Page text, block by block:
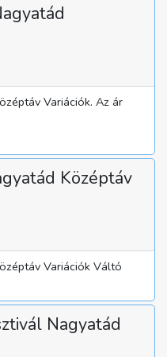
Variációk. Az ár
Középtáv
Variációk Váltó
Nagyatád